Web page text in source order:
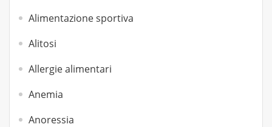
Alimentazione sportiva
Alitosi
Allergie alimentari
Anemia
Anoressia